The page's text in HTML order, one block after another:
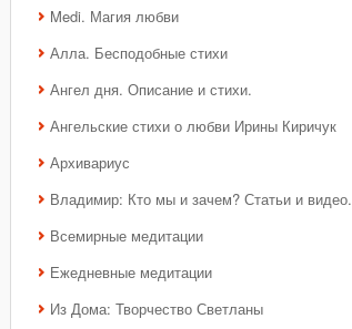
Medi. Магия любви
Алла. Бесподобные стихи
Ангел дня. Описание и стихи.
Ангельские стихи о любви Ирины Киричук
Архивариус
Владимир: Кто мы и зачем? Статьи и видео.
Всемирные медитации
Ежедневные медитации
Из Дома: Творчество Светланы